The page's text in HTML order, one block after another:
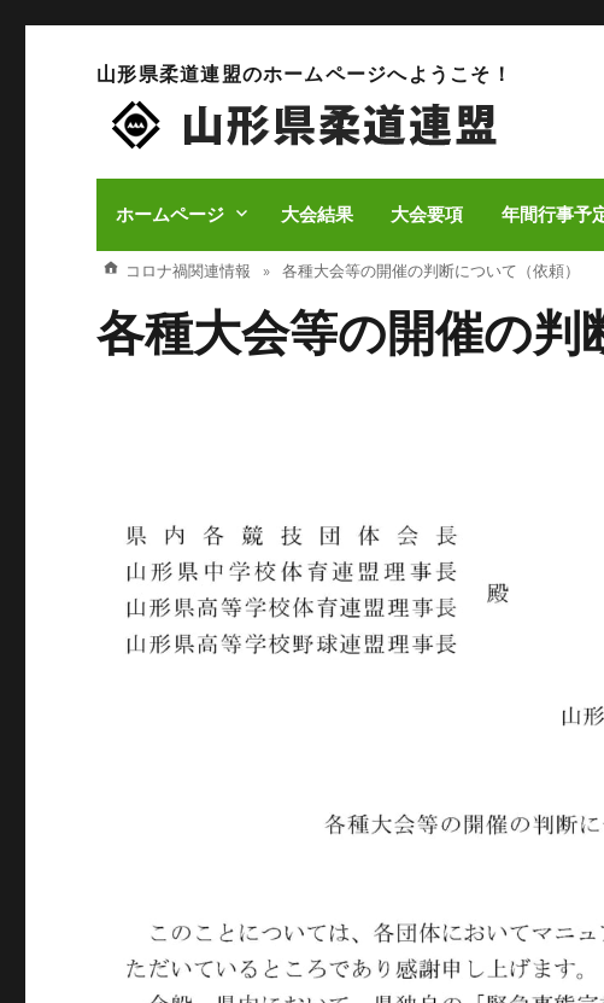
山形県柔道連盟のホームページへようこそ！
ホームページ 大会結果 大会要項 年間行事予
コロナ禍関連情報 各種大会等の開催の判断について（依頼）
各種大会等の開催の判